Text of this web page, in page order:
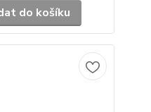
do košíku